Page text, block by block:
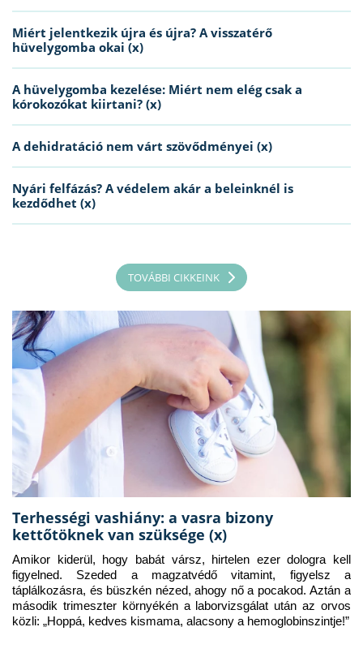
Miért jelentkezik újra és újra? A visszatérő
hüvelygomba okai (x)
A hüvelygomba kezelése: Miért nem elég csak a
kórokozókat kiirtani? (x)
A dehidratáció nem várt szövődményei (x)
Nyári felfázás? A védelem akár a beleinknél is
kezdődhet (x)
TOVÁBBI CIKKEINK
Terhességi vashiány: a vasra bizony
kettőtöknek van szüksége (x)
Amikor kiderül, hogy babát vársz, hirtelen ezer dologra kell
figyelned. Szeded a magzatvédő vitamint, figyelsz a
táplálkozásra, és büszkén nézed, ahogy nő a pocakod. Aztán a
második trimeszter környékén a laborvizsgálat után az orvos
közli: „Hoppá, kedves kismama, alacsony a hemoglobinszintje!”